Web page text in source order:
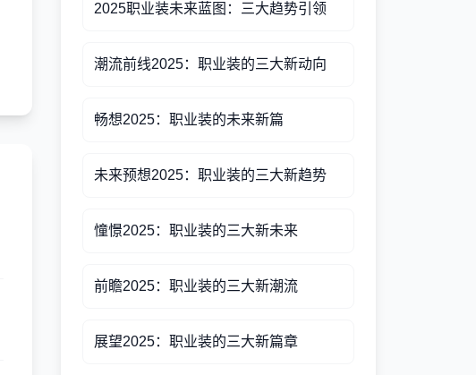
2025职业装未来蓝图：三大趋势引领
潮流前线2025：职业装的三大新动向
畅想2025：职业装的未来新篇
未来预想2025：职业装的三大新趋势
憧憬2025：职业装的三大新未来
前瞻2025：职业装的三大新潮流
展望2025：职业装的三大新篇章